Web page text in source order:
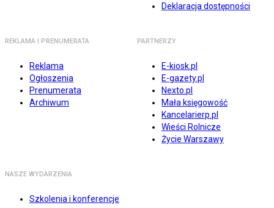
Deklaracja dostępności
REKLAMA I PRENUMERATA
Reklama
Ogłoszenia
Prenumerata
Archiwum
PARTNERZY
E-kiosk.pl
E-gazety.pl
Nexto.pl
Mała księgowość
Kancelarierp.pl
Wieści Rolnicze
Życie Warszawy
NASZE WYDARZENIA
Szkolenia i konferencje